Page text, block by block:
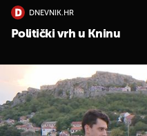
DNEVNIK.HR
Politički vrh u Kninu